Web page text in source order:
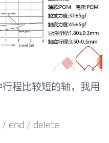
程比较短的轴，我用
end / delete